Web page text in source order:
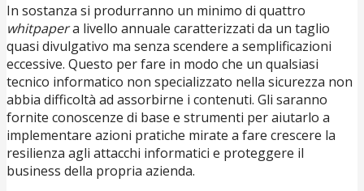
In sostanza si produrranno un minimo di quattro
whitpapera livello annuale caratterizzati da un taglio
quasi divulgativo ma senza scendere a semplificazioni
eccessive. Questo per fare in modo che un qualsiasi
tecnico informatico non specializzato nella sicurezza non
abbia difficoltà ad assorbirne i contenuti. Gli saranno
fornite conoscenze di base e strumenti per aiutarlo a
implementare azioni pratiche mirate a fare crescere la
resilienza agli attacchi informatici e proteggere il
business della propria azienda.